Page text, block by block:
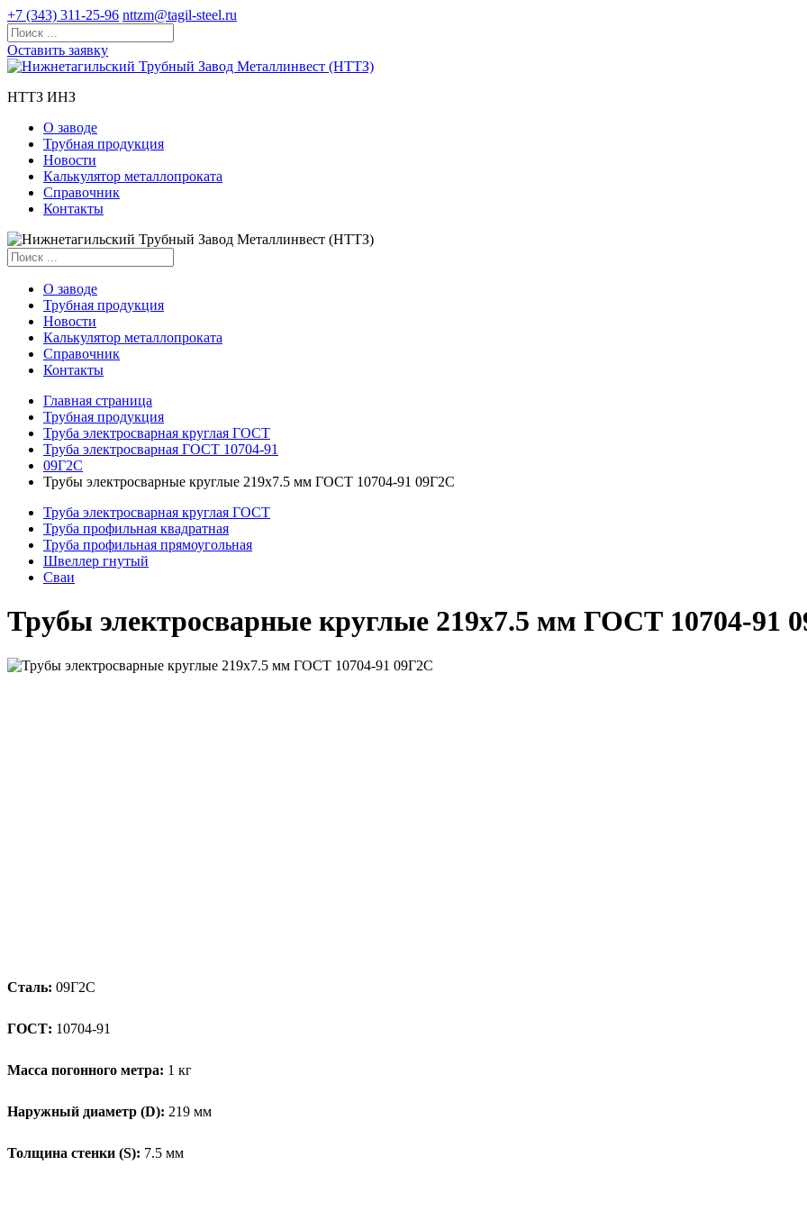
+7 (343) 311-25-96 nttzm@tagil-steel.ru
Оставить заявку
НТТЗ ИНЗ
О заводе
Трубная продукция
Новости
Калькулятор металлопроката
Справочник
Контакты
О заводе
Трубная продукция
Новости
Калькулятор металлопроката
Справочник
Контакты
Главная страница
Трубная продукция
Труба электросварная круглая ГОСТ
Труба электросварная ГОСТ 10704-91
09Г2С
Трубы электросварные круглые 219x7.5 мм ГОСТ 10704-91 09Г2С
Труба электросварная круглая ГОСТ
Труба профильная квадратная
Труба профильная прямоугольная
Швеллер гнутый
Сваи
Трубы электросварные круглые 219x7.5 мм ГОСТ 10704-91
Сталь: 09Г2С
ГОСТ: 10704-91
Масса погонного метра: 1 кг
Наружный диаметр (D): 219 мм
Толщина стенки (S): 7.5 мм